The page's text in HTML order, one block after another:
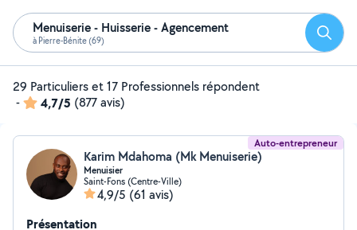
Menuiserie - Huisserie - Agencement
à Pierre-Bénite (69)
29 Particuliers et 17 Professionnels répondent
-
4,7/5 (877 avis)
Auto-entrepreneur
Karim Mdahoma (Mk Menuiserie)
Menuisier
Saint-Fons (Centre-Ville)
4,9/5 (61 avis)
Présentation